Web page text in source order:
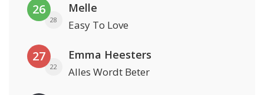
26
28
Melle
Easy To Love
27
22
Emma Heesters
Alles Wordt Beter